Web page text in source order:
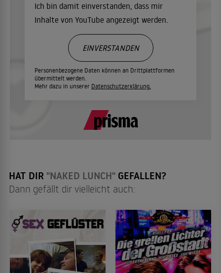
Ich bin damit einverstanden, dass mir
Inhalte von YouTube angezeigt werden.
Personenbezogene Daten können an Drittplattformen
übermittelt werden.
Mehr dazu in unserer Datenschutzerklärung.
EINVERSTANDEN
HAT DIR "NAKED LUNCH" GEFALLEN?
Dann gefällt dir vielleicht auch: